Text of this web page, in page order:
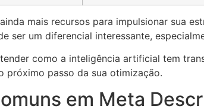
mais recursos para impulsionar sua
ser um diferencial interessante,
como a inteligência artificial tem
próximo passo da sua otimização.
em Meta